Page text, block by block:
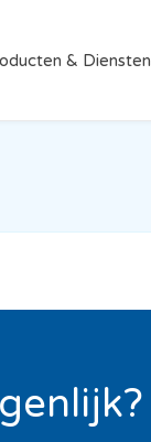
& Diensten